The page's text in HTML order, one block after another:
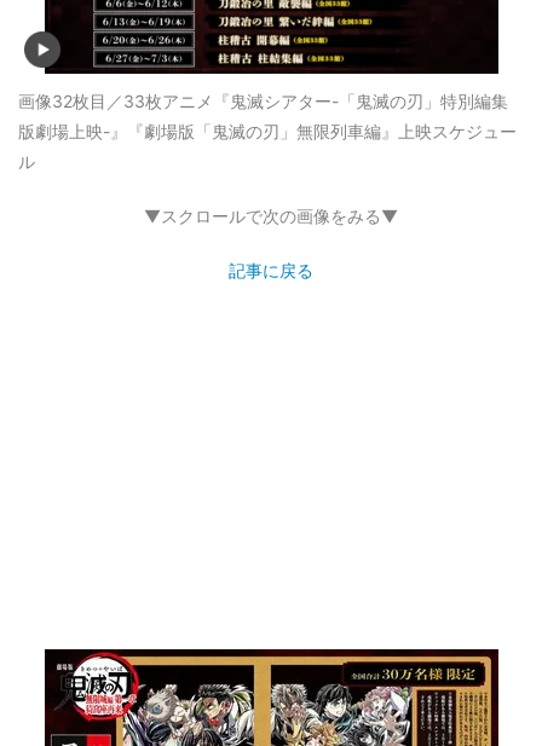
画像32枚目／33枚アニメ『鬼滅シアター-「鬼滅の刃」特別編集
版劇場上映-』『劇場版「鬼滅の刃」無限列車編』上映スケジュー
ル
▼スクロールで次の画像をみる▼
記事に戻る